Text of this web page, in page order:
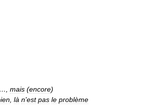
mais (encore)
là n'est pas le problème